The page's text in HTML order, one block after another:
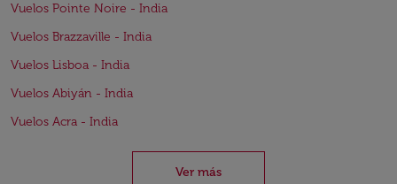
Vuelos Pointe Noire - India
Vuelos Brazzaville - India
Vuelos Lisboa - India
Vuelos Abiyán - India
Vuelos Acra - India
Ver más